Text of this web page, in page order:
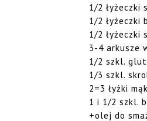
1/2 łyżeczki
1/2 łyżeczki
1/2 łyżeczki
3-4 arkusze
1/2 szkl.
1/3 szkl.
2=3 łyżki
1 i 1/2 szkl.
+olej do